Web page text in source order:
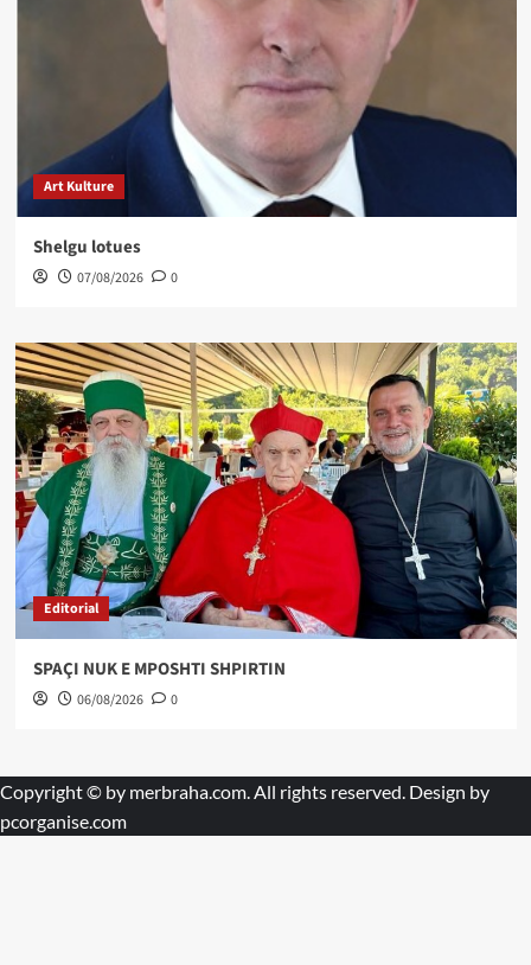
Art Kulture
Shelgu lotues
07/08/2026 0
Editorial
SPAÇI NUK E MPOSHTI SHPIRTIN
06/08/2026 0
Copyright © by merbraha.com . All rights reserved. Design by
pcorganise.com